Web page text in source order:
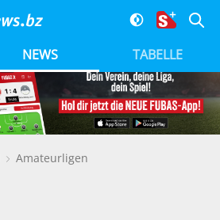
NEWS TABELLE
Amateurligen